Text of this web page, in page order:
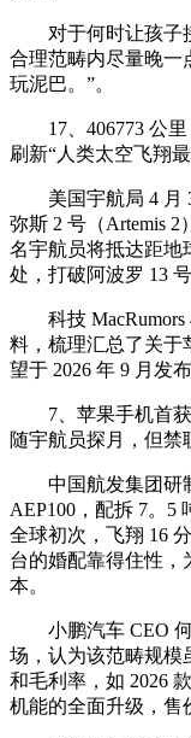
对于何时让孩子接
合理范畴内尽量晚一
玩泥巴。”。
17、406773 公里
刷新“人类太空飞翔最
美国宇航局 4 月 3
弥斯 2 号（Artemis
名宇航员将抵达距地
处，打破阿波罗 13
科技 MacRumors
料，梳理汇总了关于
望于 2026 年 9 月发布
7、苹果手机首获
随宇航员探月，但禁
中国航发集团研制
AEP100，配拆 7。5
全球初次，飞翔 16
台的婚配靠得住性，
本。
小鹏汽车 CEO 何
场，认为该范畴规模
和毛利率，如 2026
机能的全面升级，售